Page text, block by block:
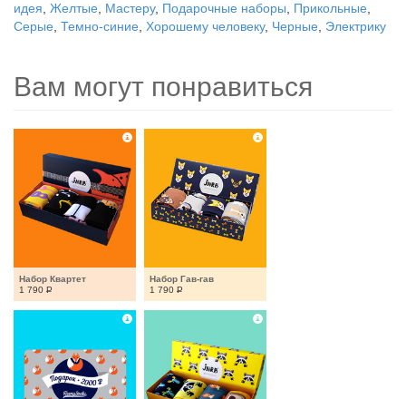
идея Желтые Мастеру, Подарочные наборы Прикольные
Серые Темно-синие Хорошему человеку, Черные Электрику
Вам могут понравиться
Набор Квартет
1 790 Р
Набор Гав-гав
1 790 Р